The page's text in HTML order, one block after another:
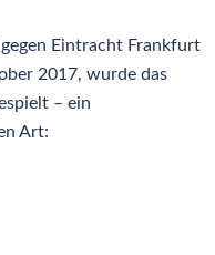
Eintracht Frankfurt
2017, wurde das
– ein
Art: